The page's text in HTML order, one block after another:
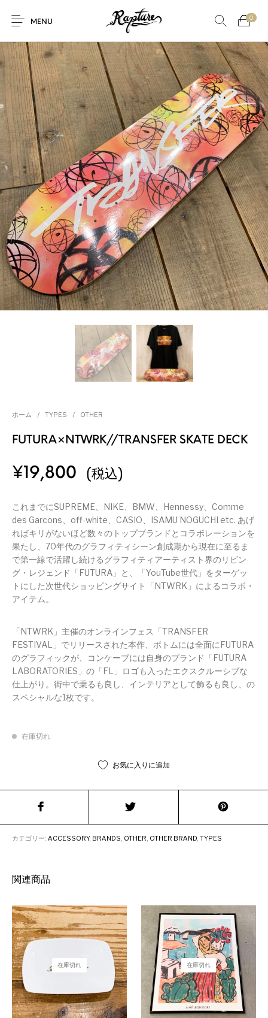
MENU
0
ホーム / TYPES / OTHER
FUTURA×NTWRK//TRANSFER SKATE DECK
¥ 19,800 (税込)
これまでにSUPREME、NIKE、BMW、Hennessy、Comme
des Garcons、off-white、CASIO、ISAMU NOGUCHI etc. あげ
ればキリがないほど数々のトップブランドとコラボレーションを
果たし、70年代のグラフィティシーン創成期から現在に至るま
で第一線で活躍し続けるグラフィティアーティスト界のリビン
グ・レジェンド「FUTURA」と、「YouTube世代」をターゲッ
トにした次世代ショッピングサイト「NTWRK」によるコラボ・
アイテム。
「NTWRK」主催のオンラインフェス「TRANSFER
FESTIVAL」でリリースされた本作、ボトムには全面にFUTURA
のグラフィックが、コンケーブには自身のブランド「FUTURA
LABORATORIES」の「FL」ロゴも入ったエクスクルーシブな
仕上がり。街中で乗るも良し、インテリアとして飾るも良し、の
スペシャルな1枚です。
在庫切れ
お気に入りに追加
カテゴリー:ACCESSORY, BRANDS OTHER OTHER BRAND ,TYPES
関連商品
在庫切れ 在庫切れ